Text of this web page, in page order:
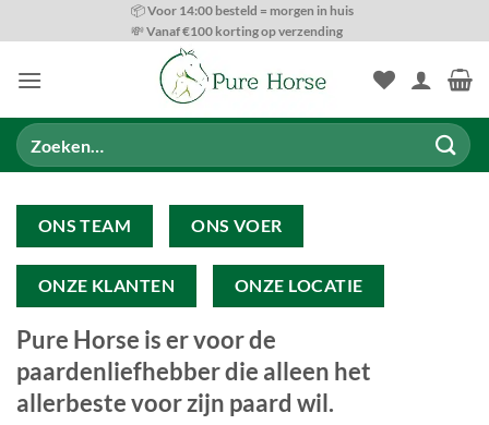
naar
📦 Voor 14:00 besteld = morgen in huis
💸 Vanaf €100 korting op verzending
Zoeken
naar:
ONS TEAM ONS VOER
ONZE KLANTEN ONZE LOCATIE
Pure Horse is er voor de
paardenliefhebber die alleen het
allerbeste voor zijn paard wil.